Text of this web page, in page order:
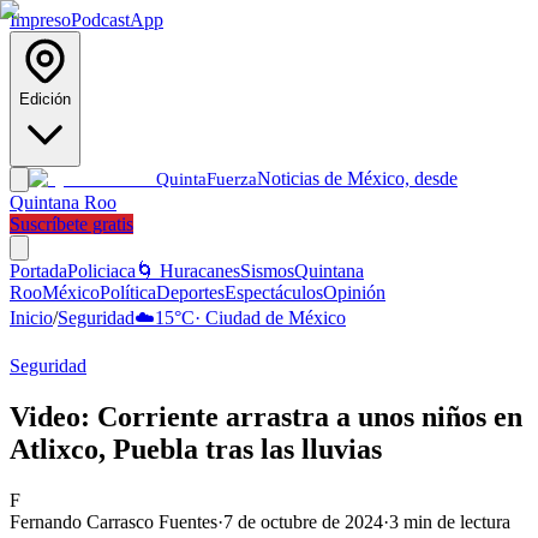
ImpresoPodcastApp
Edición
QuintaFuerzaNoticias de México, desde
Quintana Roo
Suscríbete gratis
PortadaPoliciaca 🌀 HuracanesSismosQuintana
RooMéxicoPolíticaDeportesEspectáculosOpinión
Inicio/Seguridad☁️15°C· Ciudad de México
Seguridad
Video: Corriente arrastra a unos niños en
Atlixco, Puebla tras las lluvias
F
Fernando Carrasco Fuentes·7 de octubre de 2024·3 min de lectura